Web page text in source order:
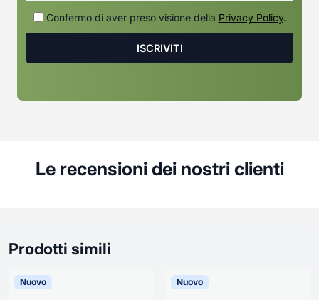
Confermo di aver preso visione della Privacy Policy.
Le recensioni dei nostri clienti
Prodotti simili
Nuovo Nuovo